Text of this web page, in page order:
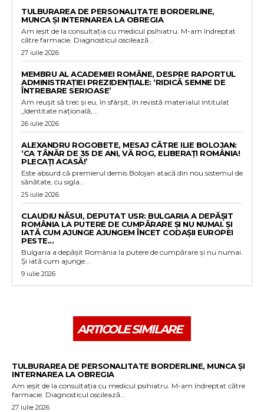
TULBURAREA DE PERSONALITATE BORDERLINE,
MUNCA ȘI INTERNAREA LA OBREGIA
Am ieșit de la consultația cu medicul psihiatru. M-am îndreptat
către farmacie. Diagnosticul oscilează...
27 iulie 2026
MEMBRU AL ACADEMIEI ROMÂNE, DESPRE RAPORTUL
ADMINISTRAȚIEI PREZIDENȚIALE: ‘RIDICĂ SEMNE DE
ÎNTREBARE SERIOASE’
Am reușit să trec și eu, în sfârșit, în revistă materialul intitulat
„Identitate națională,...
26 iulie 2026
ALEXANDRU ROGOBETE, MESAJ CĂTRE ILIE BOLOJAN:
‘CA TÂNĂR DE 35 DE ANI, VĂ ROG, ELIBERAȚI ROMÂNIA!
PLECAȚI ACASĂ!’
Este absurd că premierul demis Bolojan atacă din nou sistemul de
sănătate, cu sigla...
25 iulie 2026
CLAUDIU NĂSUI, DEPUTAT USR: BULGARIA A DEPĂȘIT
ROMÂNIA LA PUTERE DE CUMPĂRARE ȘI NU NUMAI. ȘI
IATĂ CUM AJUNGE AJUNGEM ÎNCET CODAȘII EUROPEI
PESTE...
Bulgaria a depășit România la putere de cumpărare și nu numai.
Și iată cum ajunge...
9 iulie 2026
ARTICOLE SIMILARE
TULBURAREA DE PERSONALITATE BORDERLINE, MUNCA ȘI
INTERNAREA LA OBREGIA
Am ieșit de la consultația cu medicul psihiatru. M-am îndreptat către
farmacie. Diagnosticul oscilează...
27 iulie 2026